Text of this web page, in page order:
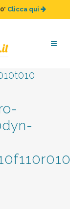
" Clicca qui